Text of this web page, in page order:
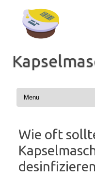
Inhalt
springen
Wie oft